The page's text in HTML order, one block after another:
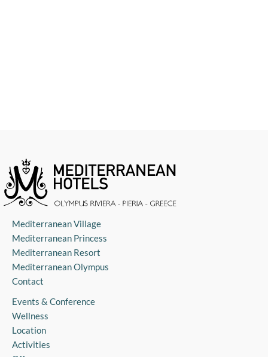
Mediterranean Village
Mediterranean Princess
Mediterranean Resort
Mediterranean Olympus
Contact
Events & Conference
Wellness
Location
Activities